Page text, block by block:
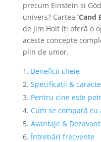
precum Einstein și
univers? Cartea ‘Cand
de Jim Holt îți oferă o
aceste concepte
plin de umor.
Beneficii cheie
Specificații &
Pentru cine este
Cum se compară
Avantaje &
Întrebări frecvente